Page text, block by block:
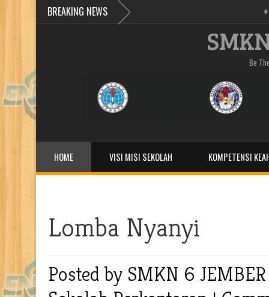
BREAKING NEWS BKK SMKN 6
Be
HOME VISI MISI SEKOLAH KOMPETENSI
Lomba Nyanyi
Posted by SMKN 6